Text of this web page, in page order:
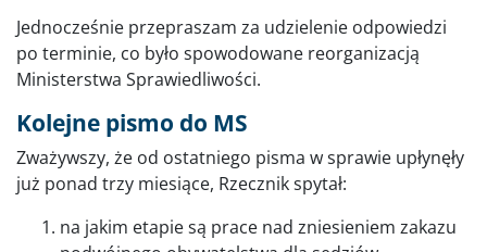
Jednocześnie przepraszam za udzielenie odpowiedzi
po terminie, co było spowodowane reorganizacją
Ministerstwa Sprawiedliwości.
Kolejne pismo do MS
Zważywszy, że od ostatniego pisma w sprawie upłynęły
już ponad trzy miesiące, Rzecznik spytał:
na jakim etapie są prace nad zniesieniem zakazu